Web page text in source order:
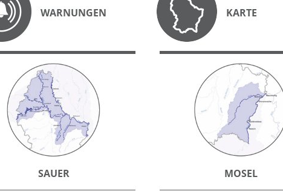
WARNUNGEN KARTE
SAUER MOSEL